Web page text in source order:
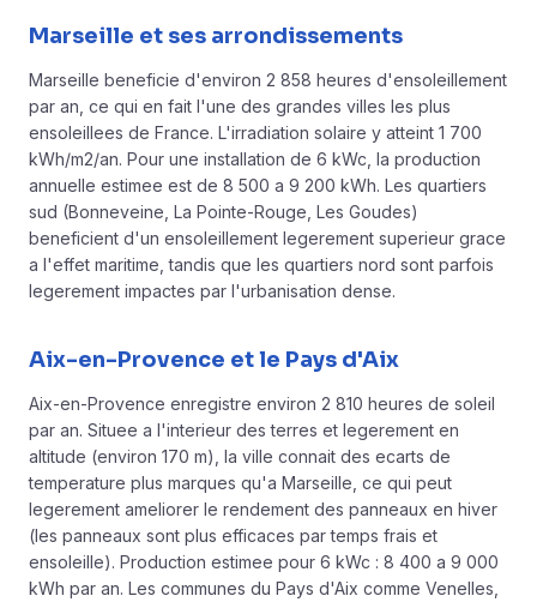
Marseille et ses arrondissements
Marseille beneficie d'environ 2 858 heures d'ensoleillement
par an, ce qui en fait l'une des grandes villes les plus
ensoleillees de France. L'irradiation solaire y atteint 1 700
kWh/m2/an. Pour une installation de 6 kWc , la production
annuelle estimee est de 8 500 a 9 200 kWh. Les quartiers
sud (Bonneveine, La Pointe-Rouge, Les Goudes)
beneficient d'un ensoleillement legerement superieur grace
a l'effet maritime, tandis que les quartiers nord sont parfois
legerement impactes par l'urbanisation dense.
Aix-en-Provence et le Pays d'Aix
Aix-en-Provence enregistre environ 2 810 heures de soleil
par an. Situee a l'interieur des terres et legerement en
altitude (environ 170 m), la ville connait des ecarts de
temperature plus marques qu'a Marseille, ce qui peut
legerement ameliorer le rendement des panneaux en hiver
(les panneaux sont plus efficaces par temps frais et
ensoleille). Production estimee pour 6 kWc : 8 400 a 9 000
kWh par an. Les communes du Pays d'Aix comme Venelles,